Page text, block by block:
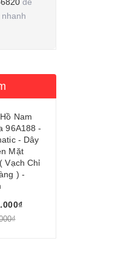
Nam
96A188 -
- Dây
Mặt
Vạch Chỉ
) -